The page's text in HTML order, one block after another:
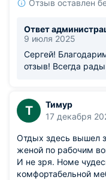
Отзыв оставлен
Ответ
9 июля 2025
Сергей!
отзыв! Всегда
Т
Тимур
17 декабря
Отдых здесь вышел
женой по рабочим
И не зря. Номе
комфортабельной